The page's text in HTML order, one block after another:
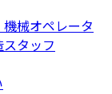
械オペレータ
タッフ